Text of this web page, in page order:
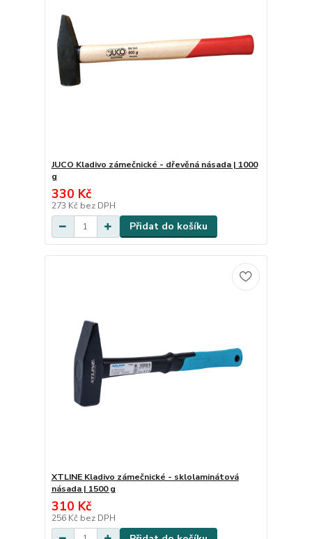
JUCO Kladivo zámečnické - dřevěná násada | 1000
g
330 Kč
273 Kč bez DPH
Přidat do košíku
XTLINE Kladivo zámečnické - sklolaminátová
násada | 1500 g
310 Kč
256 Kč bez DPH